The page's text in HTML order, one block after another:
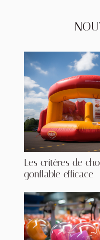
Les critères de
gonflable efficace